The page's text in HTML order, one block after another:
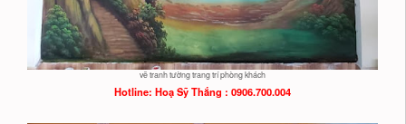
vẽ tranh tường trang trí phòng khách
Hotline: HoạSỹ Thắng : 0906.700.004